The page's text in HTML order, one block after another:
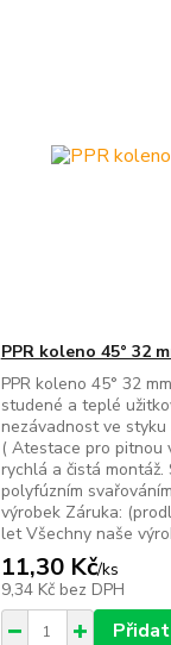
PPR koleno 45° 32
PPR koleno 45° 32
studené a teplé
nezávadnost ve
( Atestace pro pitnou
rychlá a čistá montáž.
polyfúzním
výrobek Záruka:
let Všechny naše
11,30 Kč/ks
9,34 Kč bez DPH